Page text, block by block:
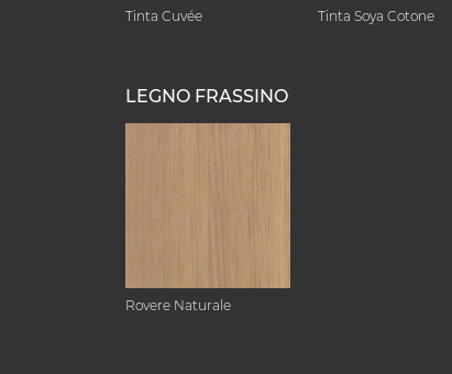
Tinta Cuvée Tinta Soya Cotone
LEGNO FRASSINO
Rovere Naturale